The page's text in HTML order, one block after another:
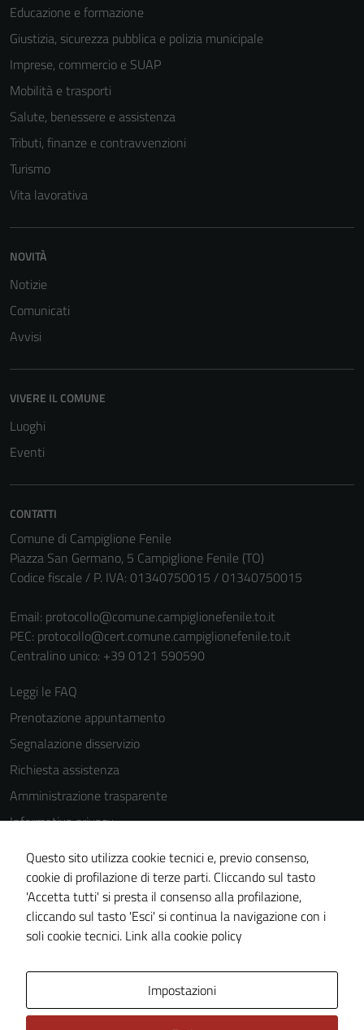
Educazione e formazione
Giustizia, sicurezza pubblica e polizia municipale
Imprese, commercio e SUAP
Mobilità e trasporti
Salute, benessere e assistenza
Tributi, finanze e contravvenzioni
Turismo
Vita lavorativa
NOVITÀ
Notizie
Comunicati
Avvisi
VIVERE IL COMUNE
Luoghi
Eventi
CONTATTI
Comune di Campiglione Fenile
Piazza San Germano, 5 Campiglione Fenile (TO)
Codice fiscale / P. IVA: 01340750015 / 01340750015
Email: protocollo@comune.campiglionefenile.to.it
PEC: protocollo@cert.comune.campiglionefenile.to.it
Centralino unico: +39 0121 590590
Leggi le FAQ
Prenotazione appuntamento
Segnalazione disservizio
Richiesta assistenza
Amministrazione trasparente
Informativa privacy
Cookie Policy
Note legali
Dichiarazione di accessibilità
Piano di miglioramento del sito
Questo sito utilizza cookie tecnici e, previo consenso,
cookie di profilazione di terze parti. Cliccando sul tasto
'Accetta tutti' si presta il consenso alla profilazione,
cliccando sul tasto 'Esci' si continua la navigazione con i
soli cookie tecnici. Link alla cookie policy
Impostazioni
sono necessari
personali.